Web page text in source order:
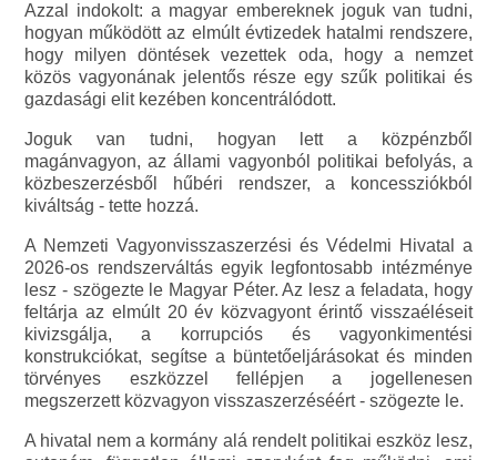
Azzal indokolt: a magyar embereknek joguk van tudni,
hogyan működött az elmúlt évtizedek hatalmi rendszere,
hogy milyen döntések vezettek oda, hogy a nemzet
közös vagyonának jelentős része egy szűk politikai és
gazdasági elit kezében koncentrálódott.
Joguk van tudni, hogyan lett a közpénzből
magánvagyon, az állami vagyonból politikai befolyás, a
közbeszerzésből hűbéri rendszer, a koncessziókból
kiváltság - tette hozzá.
A Nemzeti Vagyonvisszaszerzési és Védelmi Hivatal a
2026-os rendszerváltás egyik legfontosabb intézménye
lesz - szögezte le Magyar Péter. Az lesz a feladata, hogy
feltárja az elmúlt 20 év közvagyont érintő visszaéléseit
kivizsgálja, a korrupciós és vagyonkimentési
konstrukciókat, segítse a büntetőeljárásokat és minden
törvényes eszközzel fellépjen a jogellenesen
megszerzett közvagyon visszaszerzéséért - szögezte le.
A hivatal nem a kormány alá rendelt politikai eszköz lesz,